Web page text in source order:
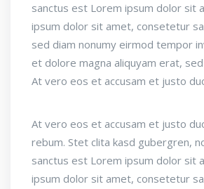
sanctus est Lorem ipsum dolor sit
ipsum dolor sit amet, consetetur
sed diam nonumy eirmod tempor
et dolore magna aliquyam erat,
At vero eos et accusam et justo
At vero eos et accusam et justo
rebum. Stet clita kasd gubergren,
sanctus est Lorem ipsum dolor sit
ipsum dolor sit amet, consetetur